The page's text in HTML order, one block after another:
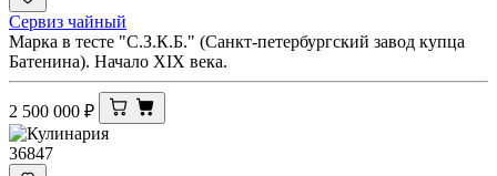
Сервиз чайный
Марка в тесте "С.З.К.Б." (Санкт-петербургский завод купца
Батенина). Начало XIX века.
2 500 000 ₽
36847